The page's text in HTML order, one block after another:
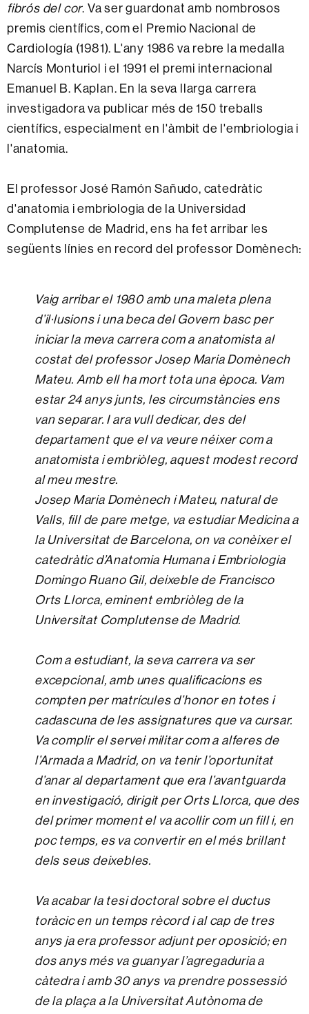
fibrós del cor. Va ser guardonat amb nombrosos
premis científics, com el Premio Nacional de
Cardiología (1981). L'any 1986 va rebre la medalla
Narcís Monturiol i el 1991 el premi internacional
Emanuel B. Kaplan. En la seva llarga carrera
investigadora va publicar més de 150 treballs
científics, especialment en l'àmbit de l'embriologia i
l'anatomia.
El professor José Ramón Sañudo, catedràtic
d'anatomia i embriologia de la Universidad
Complutense de Madrid, ens ha fet arribar les
següents línies en record del professor Domènech:
Vaig arribar el 1980 amb una maleta plena
d’il·lusions i una beca del Govern basc per
iniciar la meva carrera com a anatomista al
costat del professor Josep Maria Domènech
Mateu. Amb ell ha mort tota una època. Vam
estar 24 anys junts, les circumstàncies ens
van separar. I ara vull dedicar, des del
departament que el va veure néixer com a
anatomista i embriòleg, aquest modest record
al meu mestre.
Josep Maria Domènech i Mateu, natural de
Valls, fill de pare metge, va estudiar Medicina a
la Universitat de Barcelona, on va conèixer el
catedràtic d’Anatomia Humana i Embriologia
Domingo Ruano Gil, deixeble de Francisco
Orts Llorca, eminent embriòleg de la
Universitat Complutense de Madrid.
Com a estudiant, la seva carrera va ser
excepcional, amb unes qualificacions es
compten per matrícules d’honor en totes i
cadascuna de les assignatures que va cursar.
Va complir el servei militar com a alferes de
l’Armada a Madrid, on va tenir l’oportunitat
d’anar al departament que era l’avantguarda
en investigació, dirigit per Orts Llorca, que des
del primer moment el va acollir com un fill i, en
poc temps, es va convertir en el més brillant
dels seus deixebles.
Va acabar la tesi doctoral sobre el ductus
toràcic en un temps rècord i al cap de tres
anys ja era professor adjunt per oposició; en
dos anys més va guanyar l’agregaduria a
càtedra i amb 30 anys va prendre possessió
de la plaça a la Universitat Autònoma de